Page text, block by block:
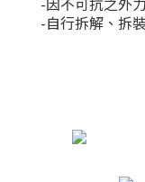
-自行拆解、拆